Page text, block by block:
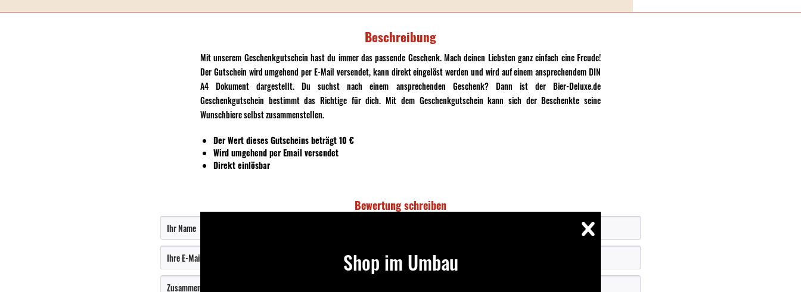
Beschreibung
Mit unserem Geschenkgutschein hast du immer das passende Geschenk. Mach deinen Liebsten ganz einfach eine Freude!
Der Gutschein wird umgehend per E-Mail versendet, kann direkt eingelöst werden und wird auf einem ansprechendem DIN
A4 Dokument dargestellt. Du suchst nach einem ansprechenden Geschenk? Dann ist der Bier-Deluxe.de
Geschenkgutschein bestimmt das Richtige für dich. Mit dem Geschenkgutschein kann sich der Beschenkte seine
Wunschbiere selbst zusammenstellen.
Der Wert dieses Gutscheins beträgt 10 €
Wird umgehend per Email versendet
Direkt einlösbar
Bewertung schreiben
Shop im Umbau